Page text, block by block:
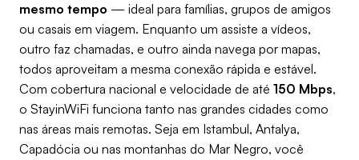
mesmo tempo — ideal para famílias, grupos de amigos
ou casais em viagem. Enquanto um assiste a vídeos,
outro faz chamadas, e outro ainda navega por mapas,
todos aproveitam a mesma conexão rápida e estável.
Com cobertura nacional e velocidade de até 150 Mbps,
o StayinWiFi funciona tanto nas grandes cidades como
nas áreas mais remotas. Seja em Istambul, Antalya,
Capadócia ou nas montanhas do Mar Negro, você